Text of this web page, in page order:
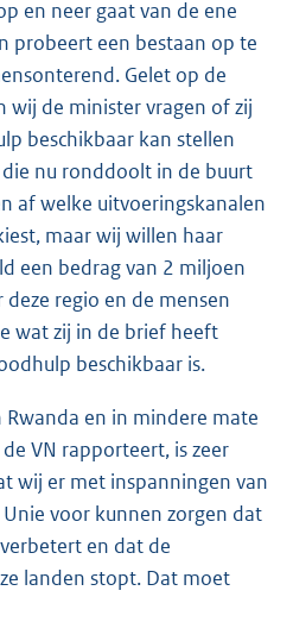
en neer gaat van de ene
probeert een bestaan op te
Gelet op de
wij de minister vragen of zij
beschikbaar kan stellen
nu ronddoolt in de buurt
af welke uitvoeringskanalen
maar wij willen haar
een bedrag van 2 miljoen
regio en de mensen
wat zij in de brief heeft
beschikbaar is.
en in mindere mate
VN rapporteert, is zeer
wij er met inspanningen van
Unie voor kunnen zorgen dat
en dat de
landen stopt. Dat moet